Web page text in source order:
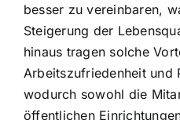
besser zu vereinbaren,
Steigerung der
hinaus tragen solche
Arbeitszufriedenheit und
wodurch sowohl die
öffentlichen